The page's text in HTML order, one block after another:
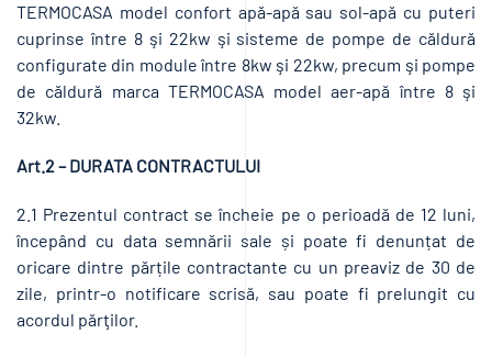
TERMOCASA model confort apă-apă sau sol-apă cu puteri
cuprinse între 8 şi 22kw şi sisteme de pompe de căldură
configurate din module între 8kw şi 22kw, precum şi pompe
de căldură marca TERMOCASA model aer-apă între 8 şi
32kw.
Art.2 – DURATA CONTRACTULUI
2.1 Prezentul contract se încheie pe o perioadă de 12 luni,
începând cu data semnării sale și poate fi denunțat de
oricare dintre părțile contractante cu un preaviz de 30 de
zile, printr-o notificare scrisă, sau poate fi prelungit cu
acordul părţilor.